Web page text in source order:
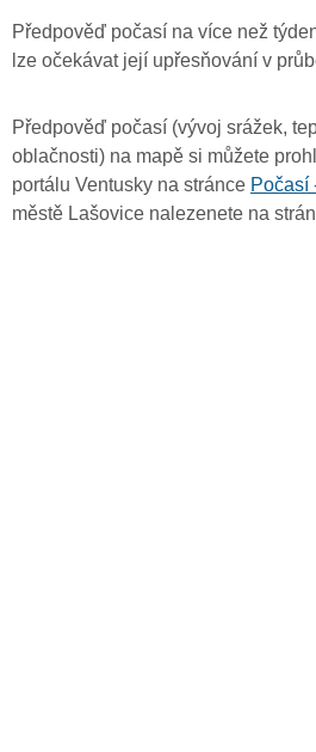
Předpověď počasí na více než
lze očekávat její upřesňování v
Předpověď počasí (vývoj srážek,
oblačnosti) na mapě si můžete
portálu Ventusky na stránce Počasí
městě Lašovice nalezenete na